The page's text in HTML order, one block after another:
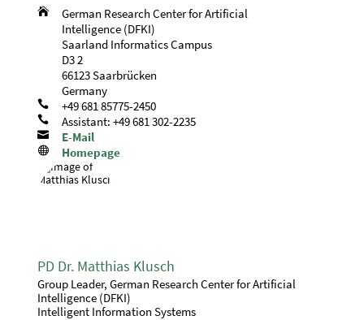

German Research Center for Artificial
Intelligence (DFKI)
Saarland Informatics Campus
D3 2
66123 Saarbrücken
Germany
 +49 681 85775-2450
 Assistant: +49 681 302-2235
 E-Mail
 Homepage
PD Dr. Matthias Klusch
Group Leader, German Research Center for Artificial
Intelligence (DFKI)
Intelligent Information Systems